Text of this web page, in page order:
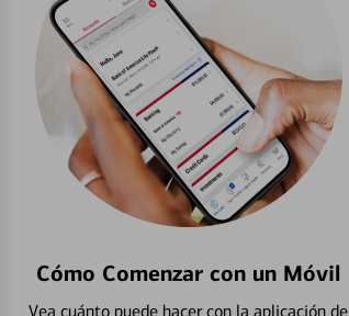
Cómo Comenzar con un Móvil
Vea cuánto puede hacer con la aplicación de